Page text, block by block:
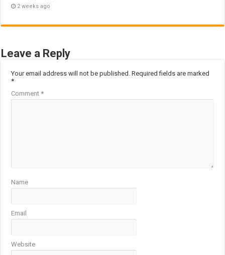
2 weeks ago
Leave a Reply
Your email address will not be published. Required fields are marked
*
Comment*
Name
Email
Website